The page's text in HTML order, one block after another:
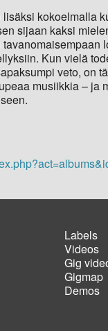
kokoelmalla
sijaan kaksi
Kun vielä
veto, on
musiikkia – ja
Footer
menu
Labels
Videos
Gig
Gigmap
Demos